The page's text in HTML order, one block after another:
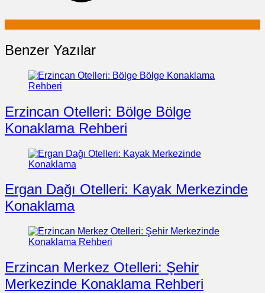
Benzer Yazılar
Erzincan Otelleri: Bölge Bölge
Konaklama Rehberi
Ergan Dağı Otelleri: Kayak Merkezinde
Konaklama
Erzincan Merkez Otelleri: Şehir
Merkezinde Konaklama Rehberi